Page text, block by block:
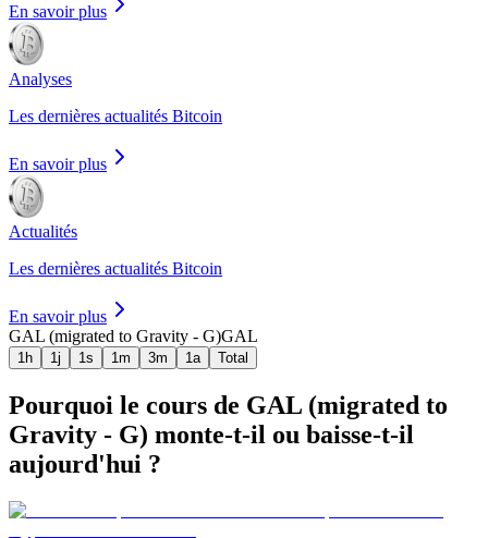
En savoir plus
Analyses
Les dernières actualités Bitcoin
En savoir plus
Actualités
Les dernières actualités Bitcoin
En savoir plus
GAL (migrated to Gravity - G)GAL
1h 1j 1s 1m 3m 1a Total
Pourquoi le cours de GAL (migrated to
Gravity - G) monte-t-il ou baisse-t-il
aujourd'hui ?